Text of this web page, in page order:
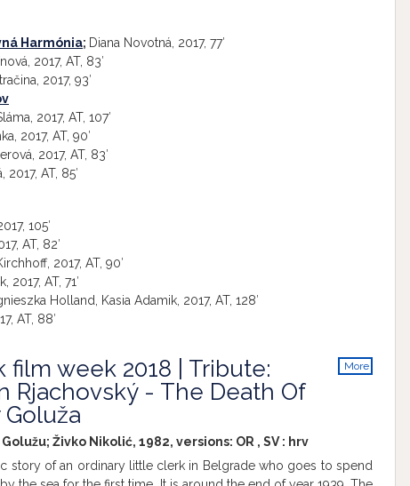
Harmónia; Diana Novotná, 2017, 77′
2017, AT, 83′
2017, 93′
2017, AT, 107′
2017, AT, 90′
2017, AT, 83′
2017, AT, 85′
105′
AT, 82′
2017, AT, 90′
2017, AT, 71′
Holland, Kasia Adamik, 2017, AT, 128′
AT, 88′
More
film week 2018 | Tribute:
Rjachovský - The Death Of
Živko Nikolić, 1982, versions: OR , SV: hrv
story of an ordinary little clerk in Belgrade who goes to spend